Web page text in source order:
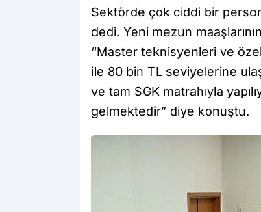
Sektörde çok ciddi bir
dedi. Yeni mezun
“Master teknisyenleri ve
ile 80 bin TL seviyelerine
ve tam SGK matrahıyla
gelmektedir” diye konuştu.